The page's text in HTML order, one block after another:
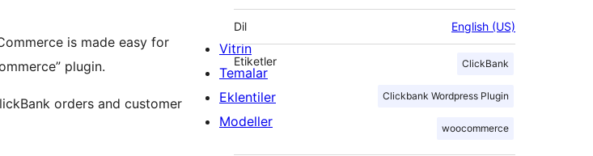
is made easy for
plugin.
orders and customer
Dil English (US)
Etiketler ClickBank
Clickbank Wordpress Plugin
woocommerce
Vitrin
Temalar
Eklentiler
Modeller